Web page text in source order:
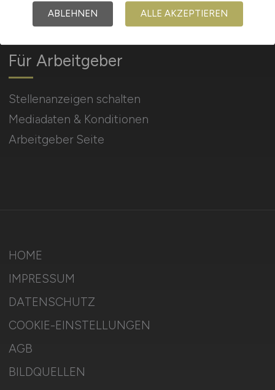
Gleichberechtigung & Vielfalt
Für Arbeitgeber
Stellenanzeigen schalten
Mediadaten & Konditionen
Arbeitgeber Seite
HOME
IMPRESSUM
DATENSCHUTZ
COOKIE-EINSTELLUNGEN
AGB
BILDQUELLEN
ABLEHNEN ALLE AKZEPTIEREN